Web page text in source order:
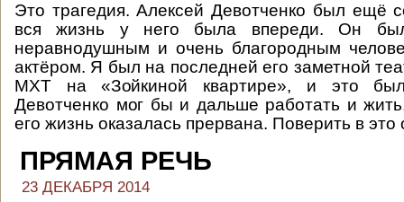
Это трагедия. Алексей Девотченко был ещё
вся жизнь у него была впереди. Он был
неравнодушным и очень благородным
актёром. Я был на последней его заметной
МХТ на «Зойкиной квартире», и это
Девотченко мог бы и дальше работать и
его жизнь оказалась прервана. Поверить в
ПРЯМАЯ РЕЧЬ
23 ДЕКАБРЯ 2014